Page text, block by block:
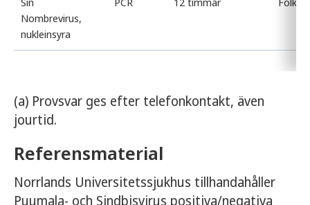
Nombrevirus,
nukleinsyra
(a) Provsvar ges efter telefonkontakt, även
jourtid.
Referensmaterial
Norrlands Universitetssjukhus tillhandahåller
Puumala- och Sindbisvirus positiva/negativa